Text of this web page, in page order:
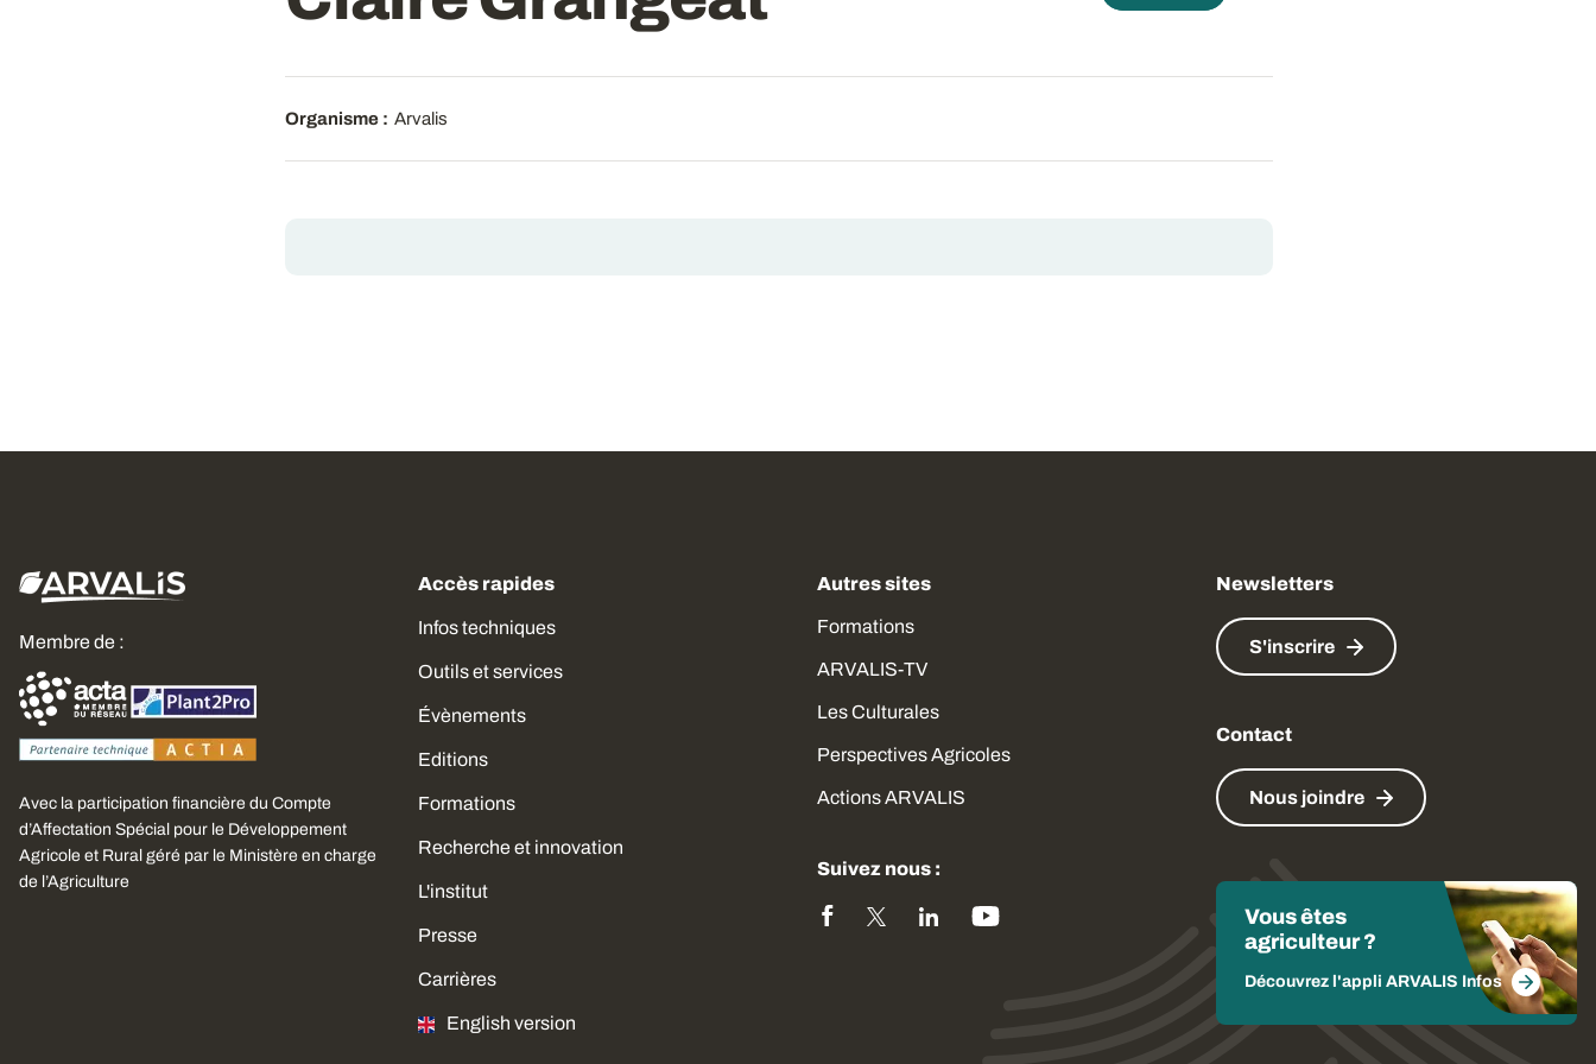
Organisme : Arvalis
Membre de :
Avec la participation financière du Compte
d’Affectation Spécial pour le Développement
Agricole et Rural géré par le Ministère en charge
de l’Agriculture
Accès rapides
Infos techniques
Outils et services
Évènements
Editions
Formations
Recherche et innovation
L'institut
Presse
Carrières
English version
Autres sites
Formations
ARVALIS-TV
Les Culturales
Perspectives Agricoles
Actions ARVALIS
Suivez nous :
Newsletters
S'inscrire
Contact
Nous joindre
Vous êtes
agriculteur ?
Découvrez l'appli ARVALIS Infos